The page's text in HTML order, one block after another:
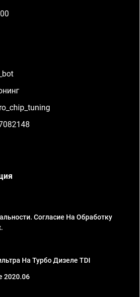
Согласие На Обработку
На Турбо Дизеле TDI
2020.06